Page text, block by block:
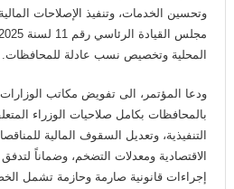
وتحسين الخدمات، وتنفيذ الإصلاحات
المحلية وتخصيص نسب عادلة للمحافظات.
ودعا المؤتمر، الى تفويض مكاتب
بالمحافظات بكامل صلاحيات الوزراء
التنفيذية، وتعديل السقوف المالية
الاقتصادية ومعدلات التضخم، وضماناً
إجراءات قانونية صارمة وحازمة تشمل